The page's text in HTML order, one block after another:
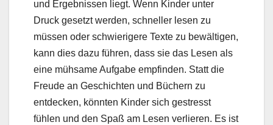
und Ergebnissen liegt. Wenn Kinder unter
Druck gesetzt werden, schneller lesen zu
müssen oder schwierigere Texte zu bewältigen,
kann dies dazu führen, dass sie das Lesen als
eine mühsame Aufgabe empfinden. Statt die
Freude an Geschichten und Büchern zu
entdecken, könnten Kinder sich gestresst
fühlen und den Spaß am Lesen verlieren. Es ist